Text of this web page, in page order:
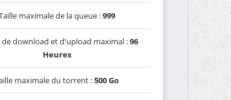
maximale de la queue :999
de download et d'upload maximal :96
Heures
maximale du torrent :500 Go